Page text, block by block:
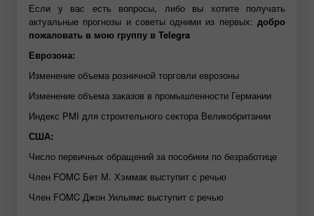
Если у вас есть вопросы, либо вы хотите получать
актуальные прогнозы и советы одними из первых: добро
пожаловать в мою группу в Telegra
Еврозона:
Изменение объема розничной торговли еврозоны
Изменение объема заказов в промышленности Германии
Индекс PMI для строительного сектора Великобритании
США:
Число первичных обращений за пособием по безработице
Член FOMC Бет М. Хэммак выступит с речью
Член FOMC Джон Уильямс выступит с речью